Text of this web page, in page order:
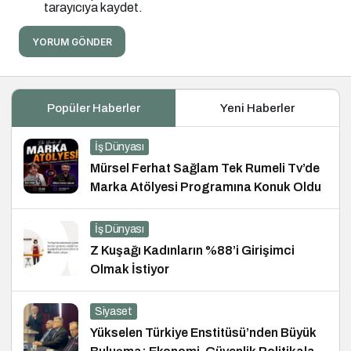
tarayıcıya kaydet.
YORUM GÖNDER
Popüler Haberler Yeni Haberler
İş Dünyası
Mürsel Ferhat Sağlam Tek Rumeli Tv’de
Marka Atölyesi Programına Konuk Oldu
İş Dünyası
Z Kuşağı Kadınların %88’i Girişimci
Olmak İstiyor
Siyaset
Yükselen Türkiye Enstitüsü’nden Büyük